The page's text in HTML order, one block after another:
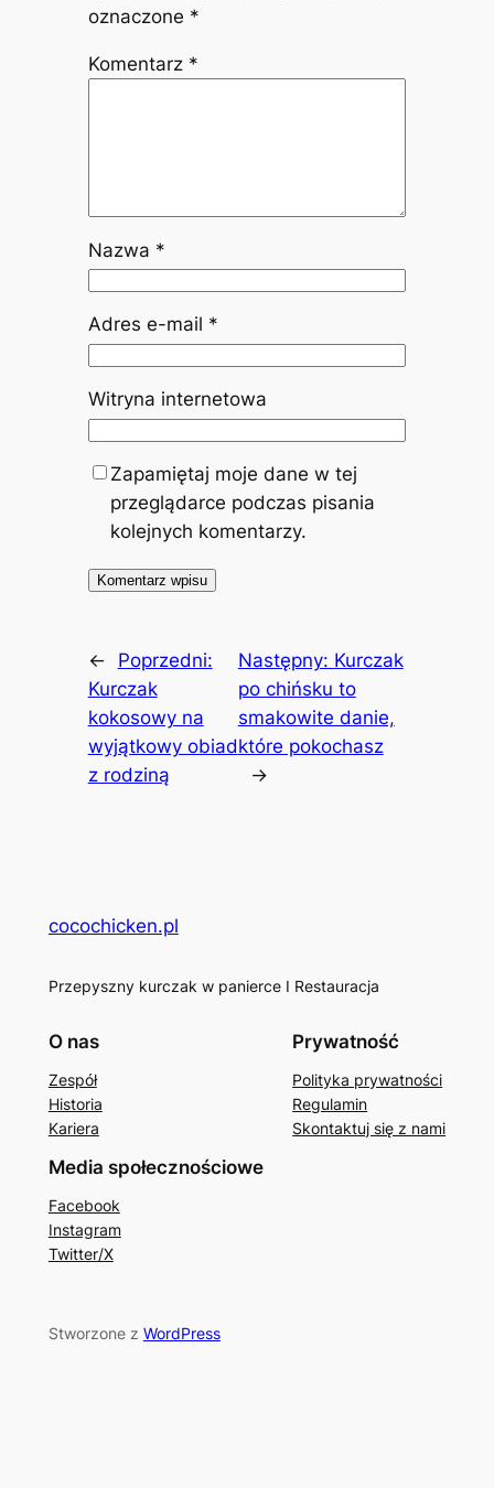
oznaczone *
Komentarz *
Nazwa *
Adres e-mail *
Witryna internetowa
Zapamiętaj moje dane w tej
przeglądarce podczas pisania
kolejnych komentarzy.
←
Poprzedni:
Kurczak
kokosowy na
wyjątkowy obiad
z rodziną
Następny: Kurczak
po chińsku to
smakowite danie,
które pokochasz
→
cocochicken.pl
Przepyszny kurczak w panierce I Restauracja
O nas
Zespół
Historia
Kariera
Prywatność
Polityka prywatności
Regulamin
Skontaktuj się z nami
Media społecznościowe
Facebook
Instagram
Twitter/X
Stworzone z WordPress